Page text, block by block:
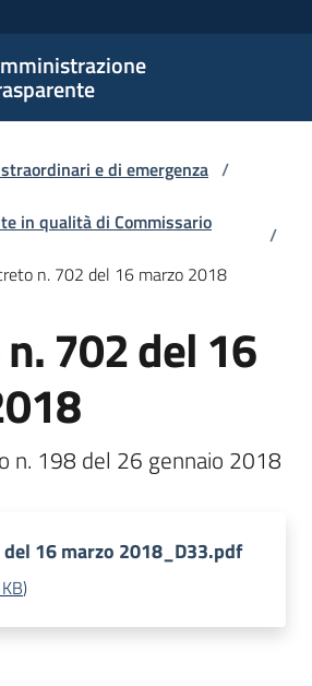
e di emergenza /
in qualità di Commissario
/
n. 702 del 16 marzo 2018
702 del 16
n. 198 del 26 gennaio 2018
16 marzo 2018_D33.pdf
)